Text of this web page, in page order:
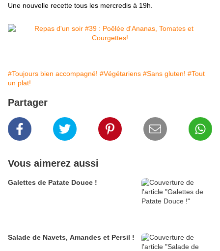
Une nouvelle recette tous les mercredis à 19h.
#Toujours bien accompagné! #Végétariens #Sans gluten! #Tout
un plat!
Partager
Vous aimerez aussi
Galettes de Patate Douce !
Salade de Navets, Amandes et Persil !